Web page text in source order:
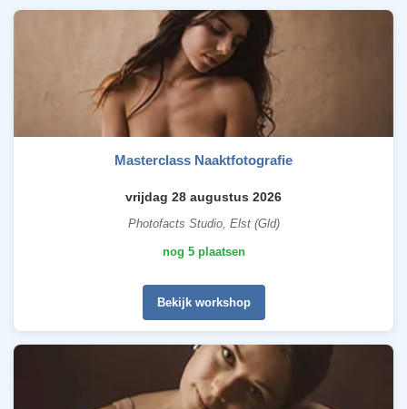
Masterclass Naaktfotografie
vrijdag 28 augustus 2026
Photofacts Studio, Elst (Gld)
nog 5 plaatsen
Bekijk workshop